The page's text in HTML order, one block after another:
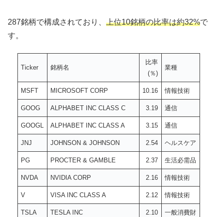
287銘柄で構成されており、 上位10銘柄の比率は約32%で
す。
Ticker 銘柄名
比率
(％)
業種
MSFT MICROSOFT CORP 10.16 情報技術
GOOG ALPHABET INC CLASS C 3.19 通信
GOOGL ALPHABET INC CLASS A 3.15 通信
JNJ JOHNSON & JOHNSON 2.54 ヘルスケア
PG PROCTER & GAMBLE 2.37 生活必需品
NVDA NVIDIA CORP 2.16 情報技術
V VISA INC CLASS A 2.12 情報技術
TSLA TESLA INC 2.10 一般消費財